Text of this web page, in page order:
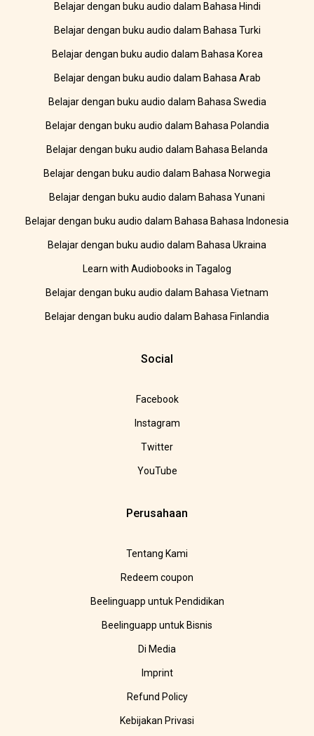
Belajar dengan buku audio dalam Bahasa Hindi
Belajar dengan buku audio dalam Bahasa Turki
Belajar dengan buku audio dalam Bahasa Korea
Belajar dengan buku audio dalam Bahasa Arab
Belajar dengan buku audio dalam Bahasa Swedia
Belajar dengan buku audio dalam Bahasa Polandia
Belajar dengan buku audio dalam Bahasa Belanda
Belajar dengan buku audio dalam Bahasa Norwegia
Belajar dengan buku audio dalam Bahasa Yunani
Belajar dengan buku audio dalam Bahasa Bahasa Indonesia
Belajar dengan buku audio dalam Bahasa Ukraina
Learn with Audiobooks in Tagalog
Belajar dengan buku audio dalam Bahasa Vietnam
Belajar dengan buku audio dalam Bahasa Finlandia
Social
Facebook
Instagram
Twitter
YouTube
Perusahaan
Tentang Kami
Redeem coupon
Beelinguapp untuk Pendidikan
Beelinguapp untuk Bisnis
Di Media
Imprint
Refund Policy
Kebijakan Privasi